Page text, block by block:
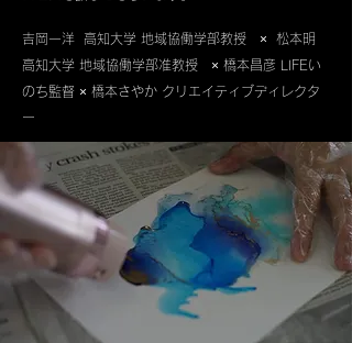
吉岡一洋 高知大学 地域協働学部教授 × 松本明
高知大学 地域協働学部准教授 × 橋本昌彦 LIFEい
のち監督 × 橋本さやか クリエイティブディレクタ
ー